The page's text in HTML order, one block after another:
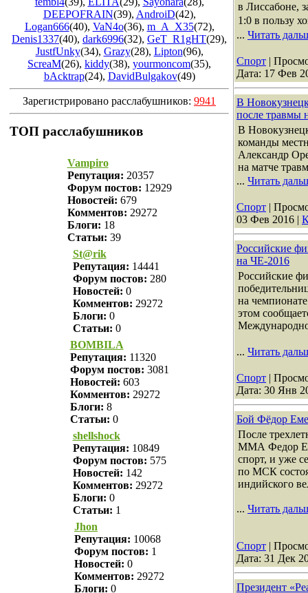
DEEPOFRAIN(39), AndroiD(42),
Logan666(40), VaN4o(36), m_A_X35(72),
Denis1337(40), dark6996(32), GeT_R1gHT(29),
JustfUnky(34), Grazy(28), Lipton(96),
ScreaM(26), kiddy(38), yourmoncom(35),
bAcktrap(24), DavidBulgakov(49)
Зарегистрировано расслабушников: 9941
ТОП расслабушников
Vampiro
Репутация: 20357
Форум постов: 12929
Новостей: 679
Комментов: 29272
Блоги: 18
Статьи: 39
St@rik
Репутация: 14441
Форум постов: 280
Новостей: 0
Комментов: 29272
Блоги: 0
Статьи: 0
BOMBILA
Репутация: 11320
Форум постов: 3081
Новостей: 603
Комментов: 29272
Блоги: 8
Статьи: 0
shellshock
Репутация: 10849
Форум постов: 575
Новостей: 142
Комментов: 29272
Блоги: 0
Статьи: 1
Jhon
Репутация: 10068
Форум постов: 1
Новостей: 0
Комментов: 29272
Блоги: 0
в Лиссабоне,
1:0 в пользу
... Читать
Спорт |
Дата: 17 Фев
В
после травмы
В
команды
Александр
на матче
... Читать
Спорт |
03 Фев 2016 |
Российские
на ЧЕ-2016
Российские
на
этом
... Читать
Спорт |
Дата: 30 Янв
Бой Фёдор
После
ММА Федор
спорт, и уже
по МСК
индийского
... Читать
Спорт |
Дата: 31 Дек
Президент